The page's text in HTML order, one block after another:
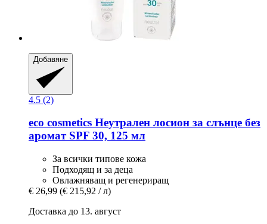
Добавяне
4.5 (2)
eco cosmetics Неутрален лосион за слънце без
аромат SPF 30, 125 мл
За всички типове кожа
Подходящ и за деца
Овлажняващ и регенериращ
€ 26,99 (€ 215,92 / л)
Доставка до 13. август